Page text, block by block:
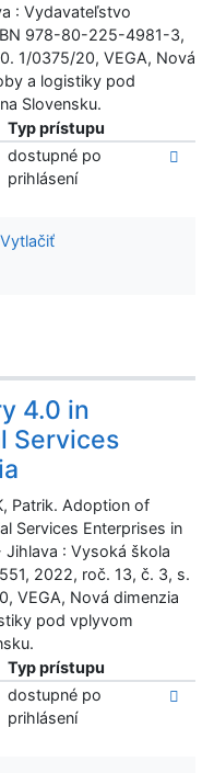
: Vydavateľstvo
978-80-225-4981-3,
1/0375/20, VEGA, Nová
a logistiky pod
Slovensku.
Typ prístupu
dostupné po
prihlásení
Vytlačiť
4.0 in
Services
Patrik. Adoption of
Services Enterprises in
: Vysoká škola
2022, roč. 13, č. 3, s.
VEGA, Nová dimenzia
pod vplyvom
Typ prístupu
dostupné po
prihlásení